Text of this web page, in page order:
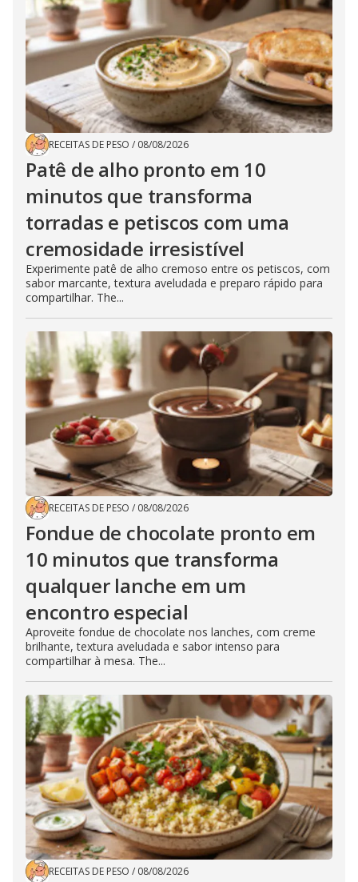
RECEITAS DE PESO / 08/08/2026
Patê de alho pronto em 10
minutos que transforma
torradas e petiscos com uma
cremosidade irresistível
Experimente patê de alho cremoso entre os petiscos, com
sabor marcante, textura aveludada e preparo rápido para
compartilhar. The...
RECEITAS DE PESO / 08/08/2026
Fondue de chocolate pronto em
10 minutos que transforma
qualquer lanche em um
encontro especial
Aproveite fondue de chocolate nos lanches, com creme
brilhante, textura aveludada e sabor intenso para
compartilhar à mesa. The...
RECEITAS DE PESO / 08/08/2026